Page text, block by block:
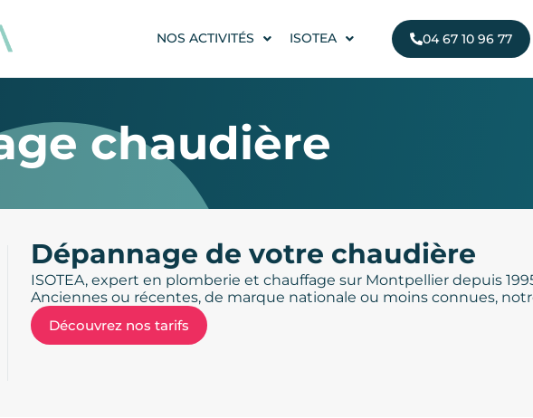
NOS ACTIVITÉS ISOTEA 04 67 10 96 77
chaudière
Dépannage de votre chaudière
ISOTEA, expert en plomberie et chauffage sur Montpellier depuis
Anciennes ou récentes, de marque nationale ou moins connues,
Découvrez nos tarifs